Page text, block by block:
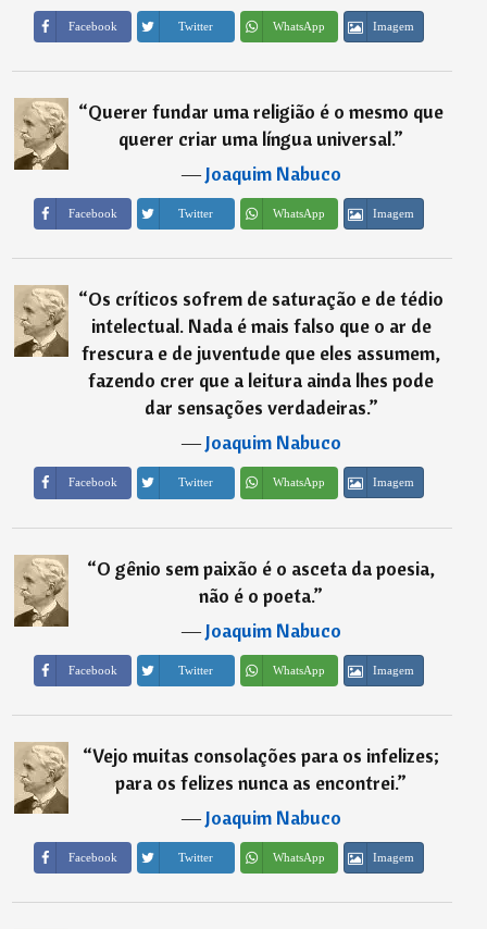
Facebook Twitter WhatsApp Imagem
“Querer fundar uma religião é o mesmo que
querer criar uma língua universal.”
―Joaquim Nabuco
Facebook Twitter WhatsApp Imagem
“Os críticos sofrem de saturação e de tédio
intelectual. Nada é mais falso que o ar de
frescura e de juventude que eles assumem,
fazendo crer que a leitura ainda lhes pode
dar sensações verdadeiras.”
―Joaquim Nabuco
Facebook Twitter WhatsApp Imagem
“O gênio sem paixão é o asceta da poesia,
não é o poeta.”
―Joaquim Nabuco
Facebook Twitter WhatsApp Imagem
“Vejo muitas consolações para os infelizes;
para os felizes nunca as encontrei.”
―Joaquim Nabuco
Facebook Twitter WhatsApp Imagem